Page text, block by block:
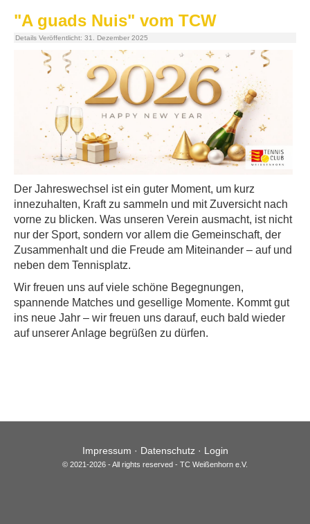
"A guads Nuis" vom TCW
Details Veröffentlicht: 31. Dezember 2025
Der Jahreswechsel ist ein guter Moment, um kurz
innezuhalten, Kraft zu sammeln und mit Zuversicht nach
vorne zu blicken. Was unseren Verein ausmacht, ist nicht
nur der Sport, sondern vor allem die Gemeinschaft, der
Zusammenhalt und die Freude am Miteinander – auf und
neben dem Tennisplatz.
Wir freuen uns auf viele schöne Begegnungen,
spannende Matches und gesellige Momente. Kommt gut
ins neue Jahr – wir freuen uns darauf, euch bald wieder
auf unserer Anlage begrüßen zu dürfen.
Impressum · Datenschutz· Login
© 2021-2026 - All rights reserved - TC Weißenhorn e.V.